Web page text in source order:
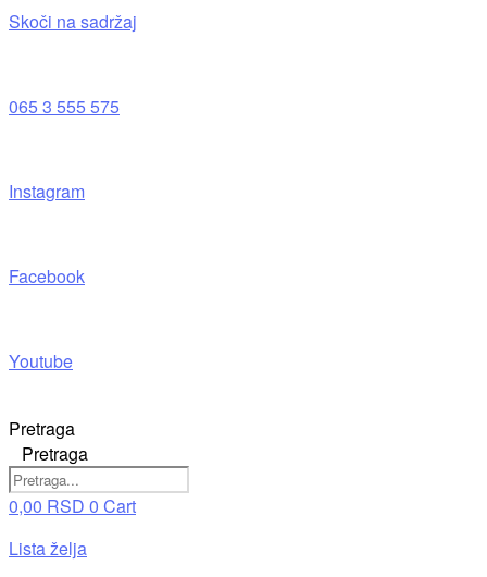
Skoči na sadržaj
065 3 555 575
Instagram
Facebook
Youtube
Pretraga
Pretraga
0,00 RSD 0 Cart
Lista želja